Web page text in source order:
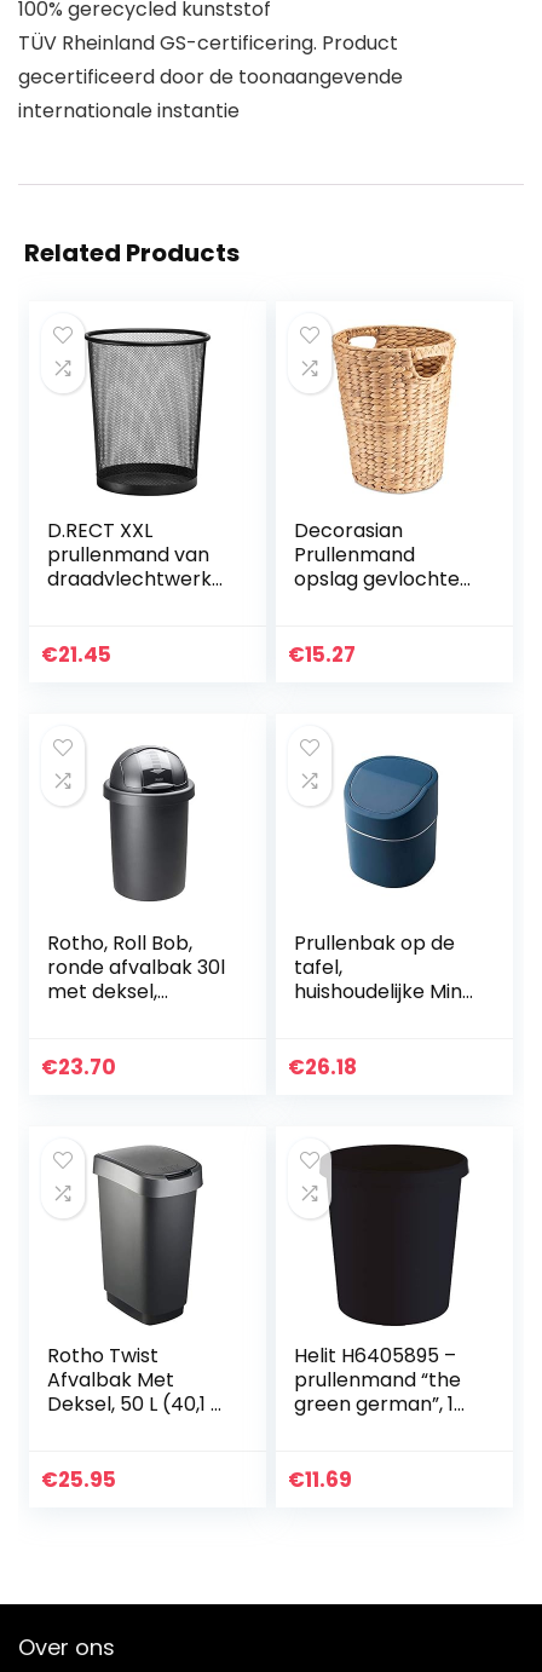
100% gerecycled kunststof
TÜV Rheinland GS-certificering. Product
gecertificeerd door de toonaangevende
internationale instantie
Related Products
D.RECT XXL
prullenmand van
draadvlechtwerk
prullenbak |
€21.45
Decorasian
Prullenmand
opslag gevlochten
handvat –
€15.27
Rotho, Roll Bob,
ronde afvalbak 30l
met deksel,
(35,5 x 35,5 x 59,5
€23.70
Prullenbak op de
tafel,
huishoudelijke Mini
nachtkastje
€26.18
Rotho Twist
Afvalbak Met
Deksel, 50 L (40,1 x
€25.95
Helit H6405895 –
prullenmand “the
green german”, 18
kunststof Blauer
€11.69
Over ons